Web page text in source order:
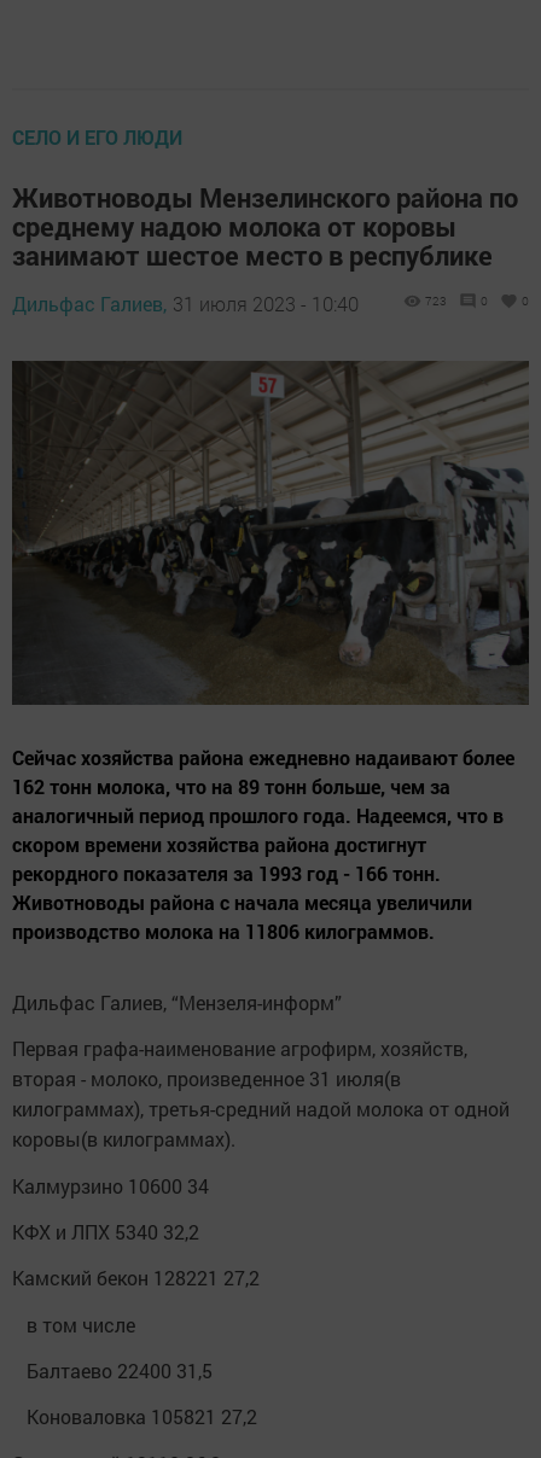
СЕЛО И ЕГО ЛЮДИ
Животноводы Мензелинского района по
среднему надою молока от коровы
занимают шестое место в республике
Дильфас Галиев, 31 июля 2023 - 10:40 723 0 0
Сейчас хозяйства района ежедневно надаивают более
162 тонн молока, что на 89 тонн больше, чем за
аналогичный период прошлого года. Надеемся, что в
скором времени хозяйства района достигнут
рекордного показателя за 1993 год - 166 тонн.
Животноводы района с начала месяца увеличили
производство молока на 11806 килограммов.
Дильфас Галиев, “Мензеля-информ”
Первая графа-наименование агрофирм, хозяйств,
вторая - молоко, произведенное 31 июля(в
килограммах), третья-средний надой молока от одной
коровы(в килограммах).
Калмурзино 10600 34
КФХ и ЛПХ 5340 32,2
Камский бекон 128221 27,2
в том числе
Балтаево 22400 31,5
Коноваловка 105821 27,2